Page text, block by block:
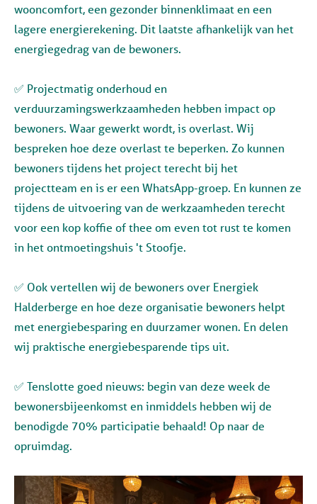
wooncomfort, een gezonder binnenklimaat en een
lagere energierekening. Dit laatste afhankelijk van het
energiegedrag van de bewoners.
✅ Projectmatig onderhoud en
verduurzamingswerkzaamheden hebben impact op
bewoners. Waar gewerkt wordt, is overlast. Wij
bespreken hoe deze overlast te beperken. Zo kunnen
bewoners tijdens het project terecht bij het
projectteam en is er een WhatsApp-groep. En kunnen ze
tijdens de uitvoering van de werkzaamheden terecht
voor een kop koffie of thee om even tot rust te komen
in het ontmoetingshuis 't Stoofje.
✅ Ook vertellen wij de bewoners over Energiek
Halderberge en hoe deze organisatie bewoners helpt
met energiebesparing en duurzamer wonen. En delen
wij praktische energiebesparende tips uit.
✅ Tenslotte goed nieuws: begin van deze week de
bewonersbijeenkomst en inmiddels hebben wij de
benodigde 70% participatie behaald! Op naar de
opruimdag.